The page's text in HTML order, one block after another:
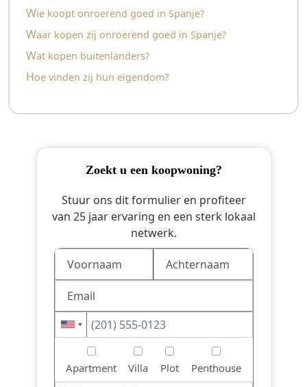
Wie koopt onroerend goed in Spanje?
Waar kopen zij onroerend goed in Spanje?
Wat kopen buitenlanders?
Hoe vinden zij hun eigendom?
zoekt u een koopwoning?
Stuur ons dit formulier en profiteer
van 25 jaar ervaring en een sterk lokaal
netwerk.
Apartment Villa Plot Penthouse